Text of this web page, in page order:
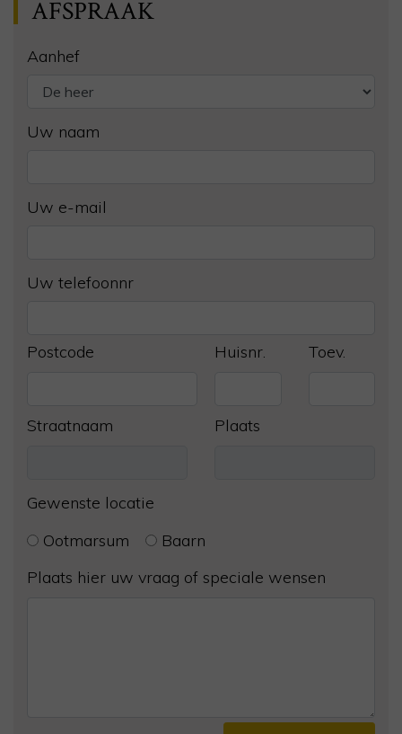
AFSPRAAK
Aanhef
Uw naam
Uw e-mail
Uw telefoonnr
Postcode Huisnr. Toev.
Straatnaam Plaats
Gewenste locatie
Ootmarsum
Baarn
Plaats hier uw vraag of speciale wensen